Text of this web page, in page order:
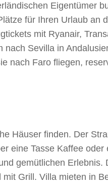
Eigentümer
für Ihren Urlaub an
mit Ryanair,
Sevilla in
nach Faro fliegen,
Häuser finden. Der
eine Tasse Kaffee
gemütlichen
Grill. Villa mieten in